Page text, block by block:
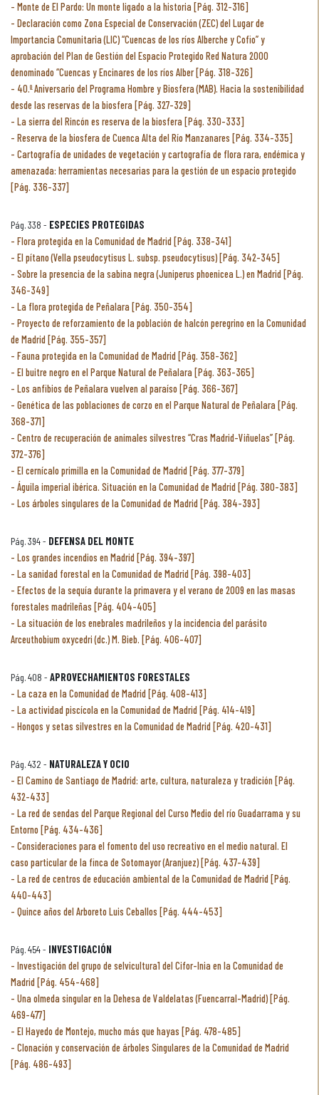
Monte de El Pardo: Un monte ligado a la historia [Pág. 312-316]
Declaración como Zona Especial de Conservación (ZEC) del Lugar de
Importancia Comunitaria (LIC) “Cuencas de los ríos Alberche y Cofio” y
aprobación del Plan de Gestión del Espacio Protegido Red Natura 2000
denominado “Cuencas y Encinares de los ríos Alber [Pág. 318-326]
40.º Aniversario del Programa Hombre y Biosfera (MAB). Hacia la sostenibilidad
desde las reservas de la biosfera [Pág. 327-329]
La sierra del Rincón es reserva de la biosfera [Pág. 330-333]
Reserva de la biosfera de Cuenca Alta del Río Manzanares [Pág. 334-335]
Cartografía de unidades de vegetación y cartografía de flora rara, endémica y
amenazada: herramientas necesarias para la gestión de un espacio protegido
[Pág. 336-337]
Pág. 338 - ESPECIES PROTEGIDAS
Flora protegida en la Comunidad de Madrid [Pág. 338-341]
El pítano (Vella pseudocytisus L. subsp. pseudocytisus) [Pág. 342-345]
Sobre la presencia de la sabina negra (Juniperus phoenicea L.) en Madrid [Pág.
346-349]
La flora protegida de Peñalara [Pág. 350-354]
Proyecto de reforzamiento de la población de halcón peregrino en la Comunidad
de Madrid [Pág. 355-357]
Fauna protegida en la Comunidad de Madrid [Pág. 358-362]
El buitre negro en el Parque Natural de Peñalara [Pág. 363-365]
Los anfibios de Peñalara vuelven al paraíso [Pág. 366-367]
Genética de las poblaciones de corzo en el Parque Natural de Peñalara [Pág.
368-371]
Centro de recuperación de animales silvestres “Cras Madrid-Viñuelas” [Pág.
372-376]
El cernícalo primilla en la Comunidad de Madrid [Pág. 377-379]
Águila imperial ibérica. Situación en la Comunidad de Madrid [Pág. 380-383]
Los árboles singulares de la Comunidad de Madrid [Pág. 384-393]
Pág. 394 - DEFENSA DEL MONTE
Los grandes incendios en Madrid [Pág. 394-397]
La sanidad forestal en la Comunidad de Madrid [Pág. 398-403]
Efectos de la sequía durante la primavera y el verano de 2009 en las masas
forestales madrileñas [Pág. 404-405]
La situación de los enebrales madrileños y la incidencia del parásito
Arceuthobium oxycedri (dc.) M. Bieb. [Pág. 406-407]
Pág. 408 - APROVECHAMIENTOS FORESTALES
La caza en la Comunidad de Madrid [Pág. 408-413]
La actividad piscícola en la Comunidad de Madrid [Pág. 414-419]
Hongos y setas silvestres en la Comunidad de Madrid [Pág. 420-431]
Pág. 432 - NATURALEZA Y OCIO
El Camino de Santiago de Madrid: arte, cultura, naturaleza y tradición [Pág.
432-433]
La red de sendas del Parque Regional del Curso Medio del río Guadarrama y su
Entorno [Pág. 434-436]
Consideraciones para el fomento del uso recreativo en el medio natural. El
caso particular de la finca de Sotomayor (Aranjuez) [Pág. 437-439]
La red de centros de educación ambiental de la Comunidad de Madrid [Pág.
440-443]
Quince años del Arboreto Luis Ceballos [Pág. 444-453]
Pág. 454 - INVESTIGACIÓN
Investigación del grupo de selvicultura1 del Cifor-Inia en la Comunidad de
Madrid [Pág. 454-468]
Una olmeda singular en la Dehesa de Valdelatas (Fuencarral-Madrid) [Pág.
469-477]
El Hayedo de Montejo, mucho más que hayas [Pág. 478-485]
Clonación y conservación de árboles Singulares de la Comunidad de Madrid
[Pág. 486-493]